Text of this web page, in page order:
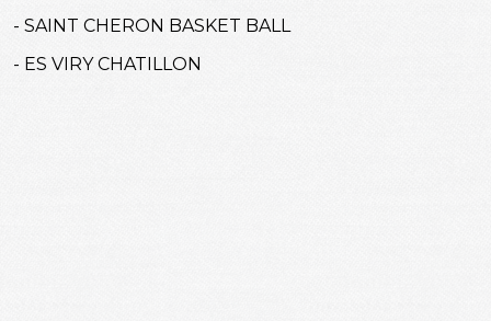
- SAINT CHERON BASKET BALL
- ES VIRY CHATILLON